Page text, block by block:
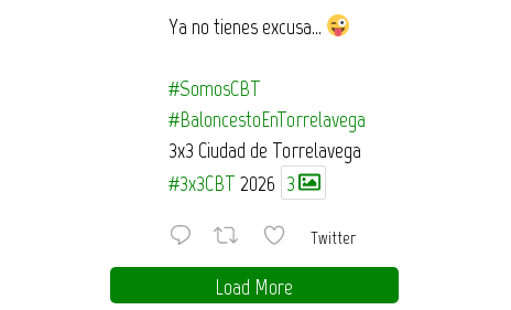
Ya no tienes excusa…
#SomosCBT
#BaloncestoEnTorrelavega
3x3 Ciudad de Torrelavega
#3x3CBT 2026 3
Twitter
Load More